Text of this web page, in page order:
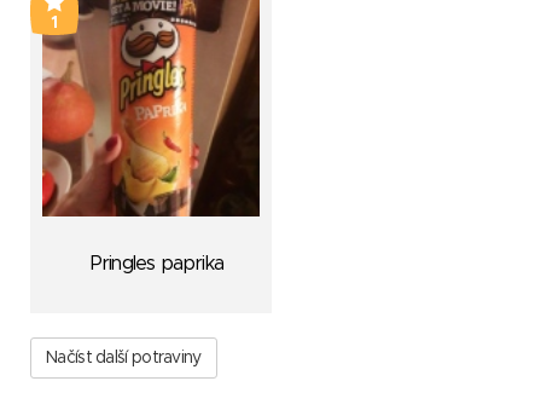
1
Pringles paprika
Načíst další potraviny